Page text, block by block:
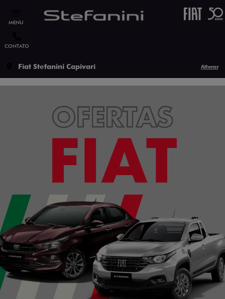
MENU
CONTATO
Fiat Stefanini Capivari Alterar